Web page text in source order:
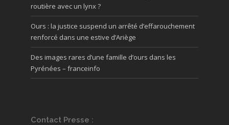
routière avec un lynx ?
Ours : la justice suspend un arrêté d’effarouchement
renforcé dans une estive d’Ariège
Des images rares d’une famille d’ours dans les
Pyrénées – franceinfo
Contact Presse :